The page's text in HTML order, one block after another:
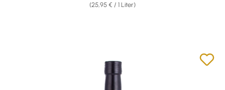
(25,95 € / 1 Liter)